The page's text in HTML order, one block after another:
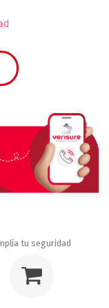
tu seguridad